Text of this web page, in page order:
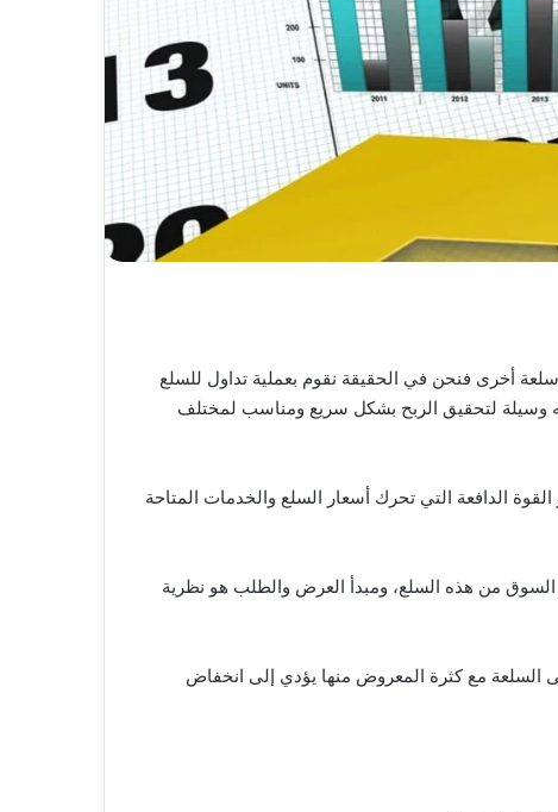
أخرى فنحن في الحقيقة نقوم بعملية تداول للسلع
وسيلة لتحقيق الربح بشكل سريع ومناسب لمختلف
الدافعة التي تحرك أسعار السلع والخدمات المتاحة
السوق من هذه السلع، ومبدأ العرض والطلب هو نظرية
مع كثرة المعروض منها يؤدي إلى انخفاض